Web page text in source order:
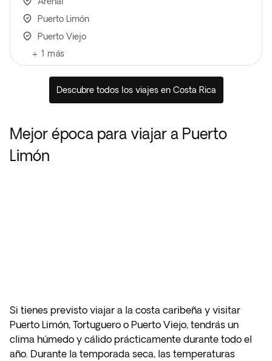
Puerto Limón
Puerto Viejo
+ 1 más
Descubre todos los viajes en Costa Rica
Mejor época para viajar a Puerto
Limón
Si tienes previsto viajar a la costa caribeña y visitar
Puerto Limón, Tortuguero o Puerto Viejo, tendrás un
clima húmedo y cálido prácticamente durante todo el
año. Durante la temporada seca, las temperaturas